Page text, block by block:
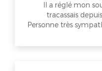
Il a réglé mon
tracassais
Personne très